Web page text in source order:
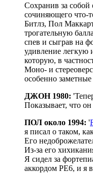
Сохранив за собой
сочиняющего что-
Битлз, Пол
трогательную
спев и сыграв на
удивление легкую
которую, в
Моно- и
особенно
ДЖОН 1980:
Показывает, что
ПОЛ около 1994: '
я писал о таком,
Его
Из-за его
Я сидел за
аккордом РЕ6, и я